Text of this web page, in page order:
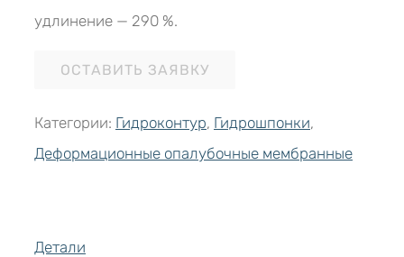
удлинение — 290 %.
ОСТАВИТЬ ЗАЯВКУ
Категории: Гидроконтур, Гидрошпонки,
Деформационные опалубочные мембранные
Детали